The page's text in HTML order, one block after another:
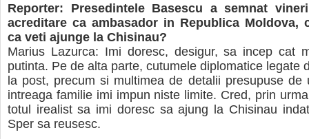
Reporter: Presedintele Basescu a semnat
acreditare ca ambasador in Republica Moldova,
ca veti ajunge la Chisinau?
Marius Lazurca: Imi doresc, desigur, sa incep cat
putinta. Pe de alta parte, cutumele diplomatice legate
la post, precum si multimea de detalii presupuse de
intreaga familie imi impun niste limite. Cred, prin
totul irealist sa imi doresc sa ajung la Chisinau
Sper sa reusesc.